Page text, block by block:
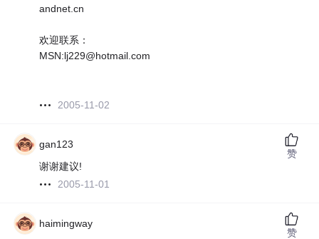
andnet.cn
欢迎联系：
MSN:lj229@hotmail.com
2005-11-02
gan123
谢谢建议!
2005-11-01
赞
haimingway
赞